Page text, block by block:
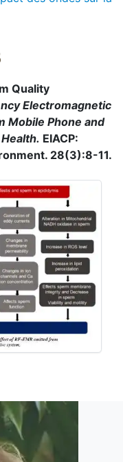
Quality
Electromagnetic
Mobile Phone and
EIACP:
28(3):8-11.